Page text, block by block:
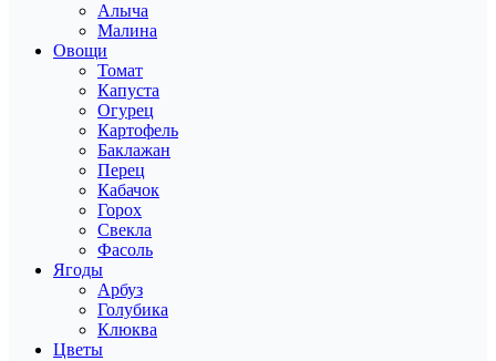
Алыча
Малина
Овощи
Томат
Капуста
Огурец
Картофель
Баклажан
Перец
Кабачок
Горох
Свекла
Фасоль
Ягоды
Арбуз
Голубика
Клюква
Цветы